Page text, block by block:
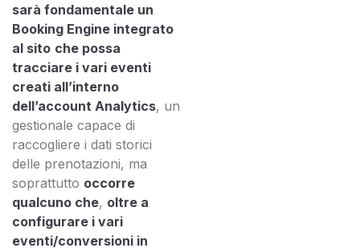
sarà fondamentale un
Booking Engine integrato
al sito che possa
tracciare i vari eventi
creati all’interno
dell’account Analytics, un
gestionale capace di
raccogliere i dati storici
delle prenotazioni, ma
soprattutto occorre
qualcuno che, oltre a
configurare i vari
eventi/conversioni in